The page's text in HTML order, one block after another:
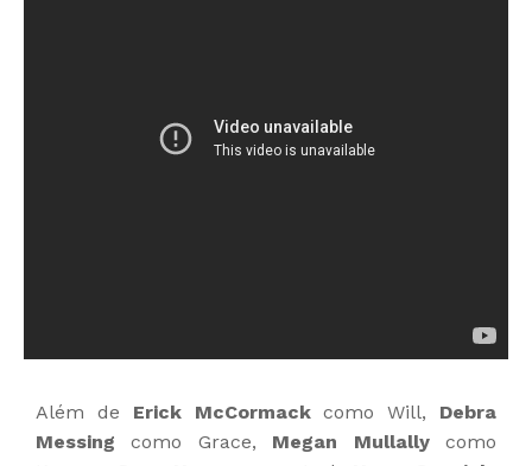
Além de Erick McCormackcomo Will, Debra
Messing como Grace, Megan Mullallycomo